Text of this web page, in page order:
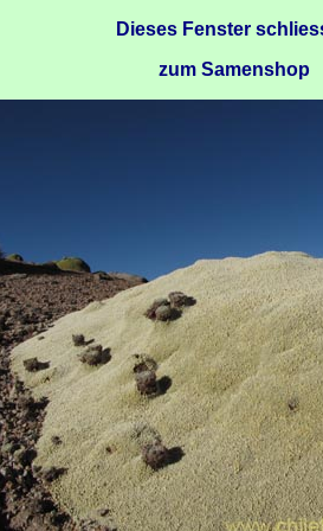
Dieses Fenster
zum Samenshop